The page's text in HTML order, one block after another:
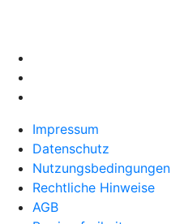
Impressum
Datenschutz
Nutzungsbedingungen
Rechtliche Hinweise
AGB